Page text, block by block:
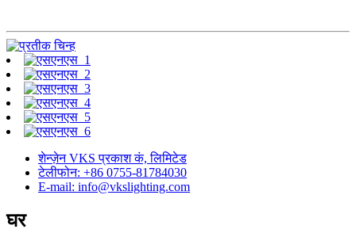
शेन्ज़ेन VKS प्रकाश कं, लिमिटेड
टेलीफोन: +86 0755-81784030
E-mail: info@vkslighting.com
घर